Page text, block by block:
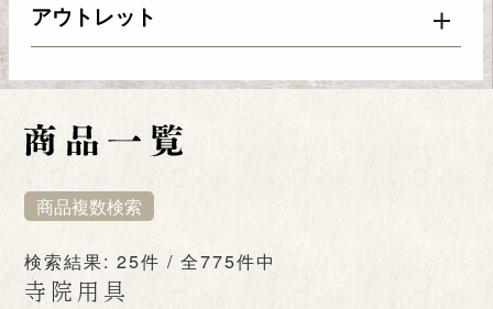
アウトレット
商品複数検索
寺院用具
検索結果: 25件 / 全775件中